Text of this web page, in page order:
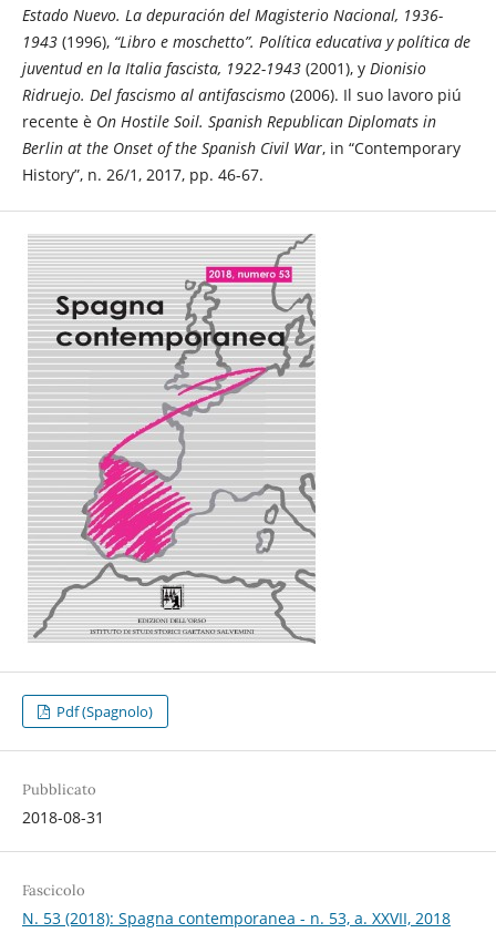
Estado Nuevo. La depuración del Magisterio Nacional, 1936-
1943(1996), “Libro e moschetto”. Política educativa y política de
juventud en la Italia fascista, 1922-1943(2001), y Dionisio
Ridruejo. Del fascismo al antifascismo(2006). Il suo lavoro piú
recente è On Hostile Soil. Spanish Republican Diplomats in
Berlin at the Onset of the Spanish Civil War, in “Contemporary
History”, n. 26/1, 2017, pp. 46-67.
Pdf (Spagnolo)
Pubblicato
2018-08-31
Fascicolo
N. 53 (2018): Spagna contemporanea - n. 53, a. XXVII, 2018